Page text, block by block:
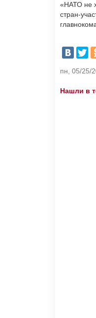
«НАТО не
стран-
пн, 05/25/
Нашли в